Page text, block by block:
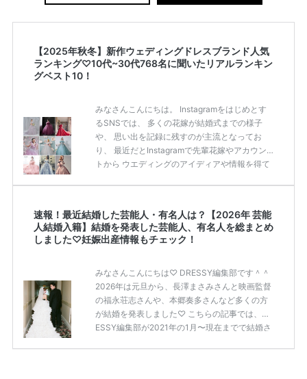
【2025年秋冬】新作ウェディングドレスブランド人気
ランキング♡10代~30代768名に聞いたリアルランキン
グベスト10！
みなさんこんにちは。 Instagramをはじめとす
るSNSでは、 多くの花嫁が結婚式までの様子
や、 思い出を記録に残すのが主流となってお
り、 最近だとInstagramで先輩花嫁やアカウン
トから ウエディングのアイディアや情報を得て
ンの 人気投票に参加しました。 こちらの記事で
は集計結果をリアルなランキングにまとめてい
ます。 (※2025年8月の調査結果です) ​​ ドレスの
の女性がドレスにこ […]続きを読む
速報！最近結婚した芸能人・有名人は？【2026年 芸能
人結婚入籍】結婚を発表した芸能人、有名人を総まとめ
しました♡妊娠出産情報もチェック！
みなさんこんにちは♡ DRESSY編集部です＾＾
2026年は元旦から、長澤まさみさんと映画監督
の福永荘志さんや、本郷奏多さんなど多くの方
が結婚を発表しました♡ こちらの記事では、DR
ESSY編集部が2021年の1月〜現在までで結婚さ